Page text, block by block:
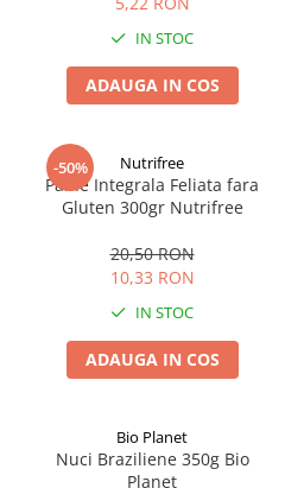
IN STOC
ADAUGA IN COS
-50% Nutrifree
Paine Integrala Feliata fara
Gluten 300gr Nutrifree
20,50 RON
10,33 RON
IN STOC
ADAUGA IN COS
Bio Planet
Nuci Braziliene 350g Bio
Planet